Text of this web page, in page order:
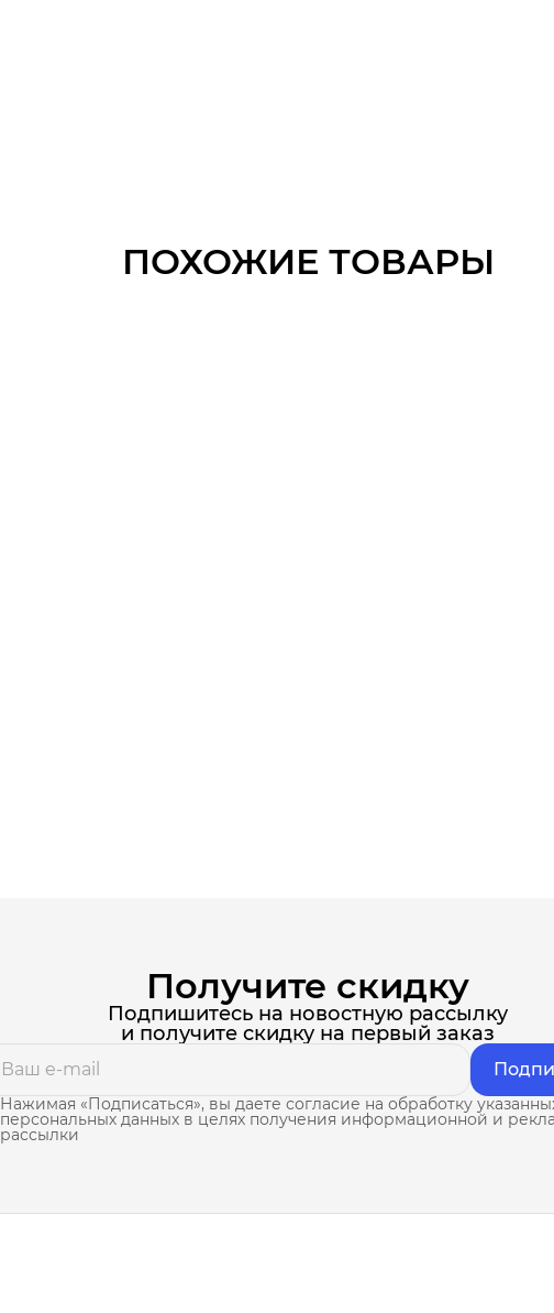
ПОХОЖИЕ ТОВАРЫ
Получите скидку
Подпишитесь на новостную рассылку
и получите скидку на первый заказ
Нажимая «Подписаться», вы даете согласие на обработку
персональных данных в целях получения информационной и
рассылки